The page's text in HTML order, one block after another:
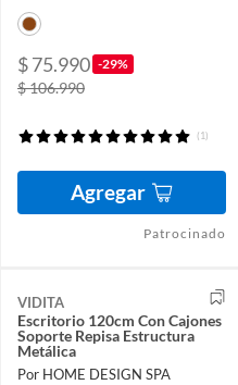
$ 75.990 -29%
$ 106.990
(1)
Agregar
Patrocinado
VIDITA
Escritorio 120cm Con Cajones
Soporte Repisa Estructura
Metálica
Por HOME DESIGN SPA